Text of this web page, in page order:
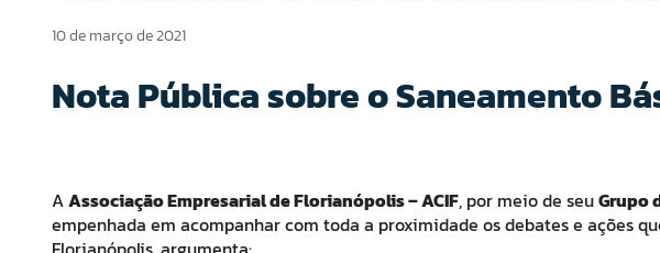
10 de março de 2021
Nota Pública sobre o Saneamento
AAssociação Empresarial de Florianópolis – ACIF, por meio de seuGrupo
empenhada em acompanhar com toda a proximidade os debates e ações